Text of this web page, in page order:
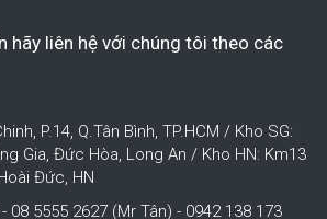
hãy liên hệ với chúng tôi theo các
P.14, Q.Tân Bình, TP.HCM / Kho SG:
Gia, Đức Hòa, Long An / Kho HN: Km13
Đức, HN
08 5555 2627 (Mr Tân) - 0942 138 173